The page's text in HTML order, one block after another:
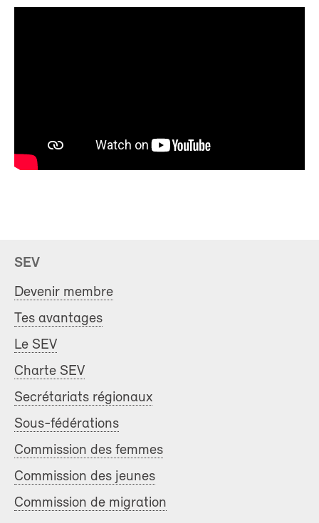
SEV
Devenir membre
Tes avantages
Le SEV
Charte SEV
Secrétariats régionaux
Sous-fédérations
Commission des femmes
Commission des jeunes
Commission de migration